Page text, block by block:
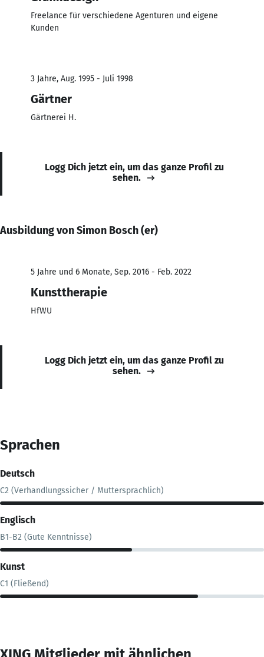
Freelance für verschiedene Agenturen und eigene
Kunden
3 Jahre, Aug. 1995 - Juli 1998
Gärtner
Gärtnerei H.
Logg Dich jetzt ein, um das ganze Profil zu
sehen.
Ausbildung von Simon Bosch (er)
5 Jahre und 6 Monate, Sep. 2016 - Feb. 2022
Kunsttherapie
HfWU
Logg Dich jetzt ein, um das ganze Profil zu
sehen.
Sprachen
Deutsch
C2 (Verhandlungssicher / Muttersprachlich)
Englisch
B1-B2 (Gute Kenntnisse)
Kunst
C1 (Fließend)